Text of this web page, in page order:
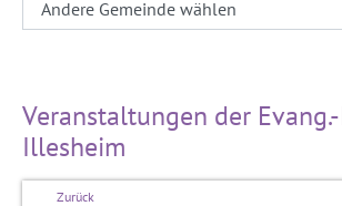
Veranstaltungen der
Illesheim
Zurück